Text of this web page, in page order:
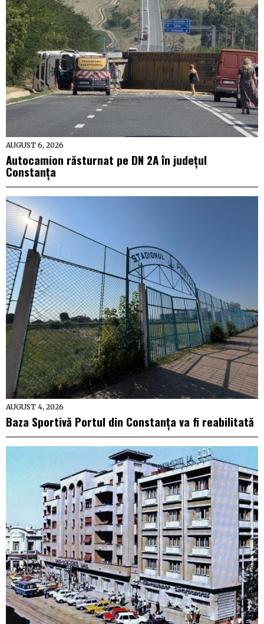
AUGUST 6, 2026
Autocamion răsturnat pe DN 2A în județul
Constanța
AUGUST 4, 2026
Baza Sportivă Portul din Constanța va fi reabilitată